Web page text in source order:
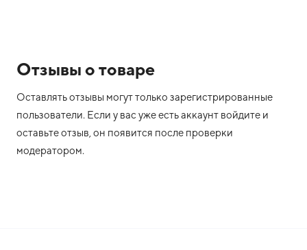
Отзывы о товаре
Оставлять отзывы могут только зарегистрированные
пользователи. Если у вас уже есть аккаунт войдите и
оставьте отзыв, он появится после проверки
модератором.